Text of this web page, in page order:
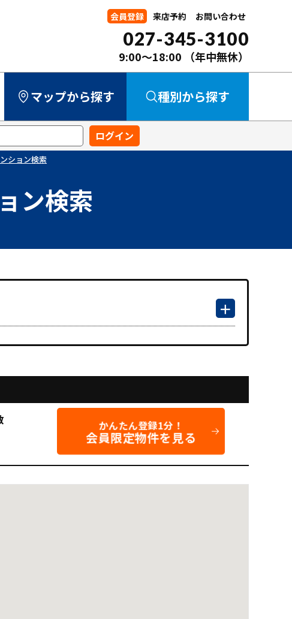
会員登録 来店予約 お問い合わせ
027-345-3100
9:00～18:00 （年中無休）
マップから探す 種別から探す
中古一戸建て
新築一戸建て
中古マンション
土地
事業用
ション検索
ン検索
かんたん登録1分！
会員限定物件を見る